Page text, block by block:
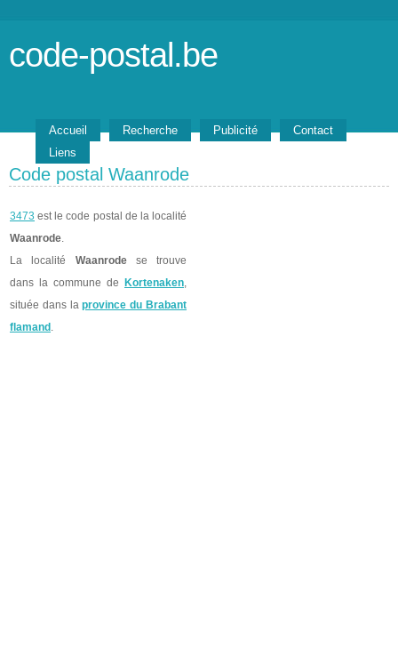
code-postal.be
Accueil Recherche Publicité
Contact
Liens
Code postal Waanrode
3473 est le code postal de la localité
Waanrode.
La localité Waanrodese trouve
dans la commune de
Kortenaken,
située dans laprovince du Brabant
flamand .